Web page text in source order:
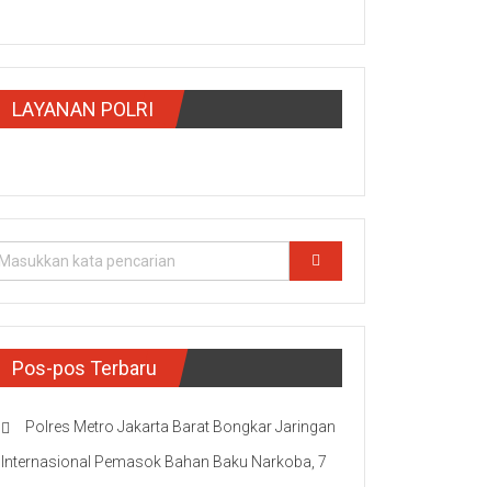
LAYANAN POLRI
Pos-pos Terbaru
Polres Metro Jakarta Barat Bongkar Jaringan
Internasional Pemasok Bahan Baku Narkoba, 7